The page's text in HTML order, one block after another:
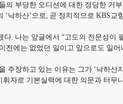
의 부당한 오디션에 대한 정당한 거
‘낙하산’으로, 곧 정치적으로 KBS
. 나는 앞글에서 “고도의 전문성
전에는 없었던 일이고 앞으로도 일
주장하고 있는 이유는 그가 ‘낙하
휘자로 기본실력에 대한 의문과 터